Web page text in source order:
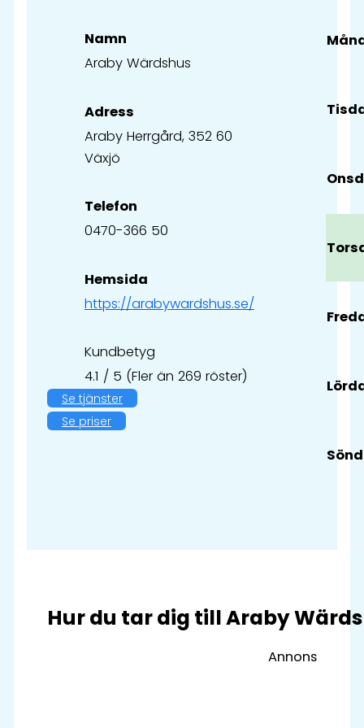
Namn
Araby Wärdshus
Adress
Araby Herrgård, 352 60
Växjö
Telefon
0470-366 50
Hemsida
https://arabywardshus.se/
Kundbetyg
4.1 / 5 (Fler än 269 röster)
Se tjänster
Se priser
Hur du tar dig till Araby
Annons